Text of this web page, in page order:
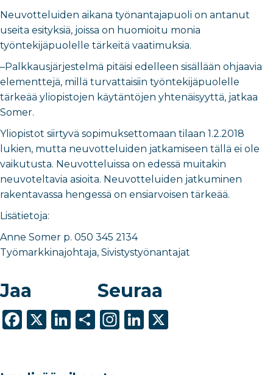
Neuvotteluiden aikana työnantajapuoli on antanut
useita esityksiä, joissa on huomioitu monia
työntekijäpuolelle tärkeitä vaatimuksia.
–Palkkausjärjestelmä pitäisi edelleen sisällään ohjaavia
elementtejä, millä turvattaisiin työntekijäpuolelle
tärkeää yliopistojen käytäntöjen yhtenäisyyttä, jatkaa
Somer.
Yliopistot siirtyvä sopimuksettomaan tilaan 1.2.2018
lukien, mutta neuvotteluiden jatkamiseen tällä ei ole
vaikutusta. Neuvotteluissa on edessä muitakin
neuvoteltavia asioita. Neuvotteluiden jatkuminen
rakentavassa hengessä on ensiarvoisen tärkeää.
Lisätietoja:
Anne Somer p. 050 345 2134
Työmarkkinajohtaja, Sivistystyönantajat
Jaa
F
X
Li S
Seuraa
In Li